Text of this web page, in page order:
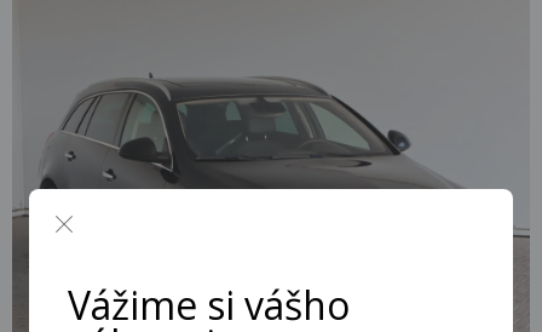
Vážime si vášho